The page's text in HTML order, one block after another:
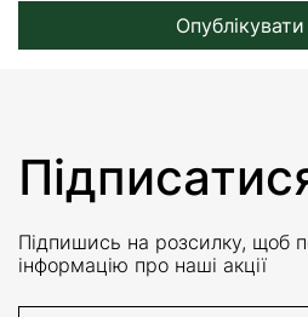
Опублікувати
Підпишись на розсилку, щоб
інформацію про наші акції